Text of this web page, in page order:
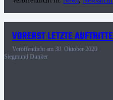
VORERST LETZTE
Veröffentlicht am 30. Oktober 2020
Siegmund Dunker